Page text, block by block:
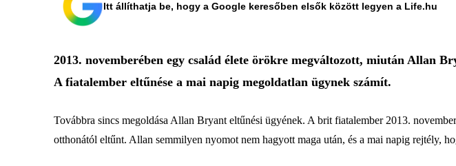
Itt állíthatja be, hogy a Google keresőben elsők között legyen a Life.hu
2013. novemberében egy család élete örökre megváltozott, miután Allan
A fiatalember eltűnése a mai napig megoldatlan ügynek számít.
Továbbra sincs megoldása Allan Bryant eltűnési ügyének. A brit fiatalember 2013.
otthonától eltűnt. Allan semmilyen nyomot nem hagyott maga után, és a mai napig rejtély,